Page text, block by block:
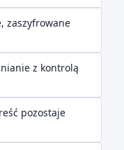
zaszyfrowane
z kontrolą
pozostaje